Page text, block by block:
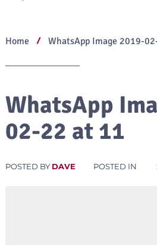
Home WhatsApp Image 2019-
WhatsApp
02-22 at 11
POSTED BY DAVE POSTED IN